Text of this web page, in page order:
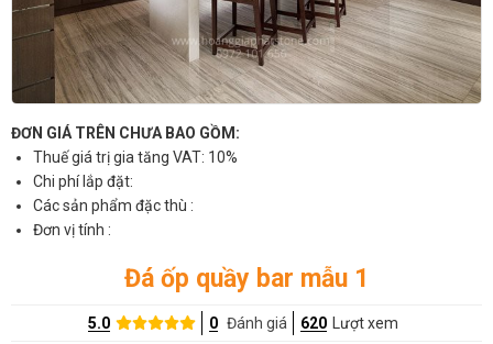
ĐƠN GIÁ TRÊN CHƯA BAO GỒM:
Thuế giá trị gia tăng VAT: 10%
Chi phí lắp đặt:
Các sản phẩm đặc thù :
Đơn vị tính :
Đá ốp quầy bar mẫu 1
5.0 0 Đánh giá 620 Lượt xem